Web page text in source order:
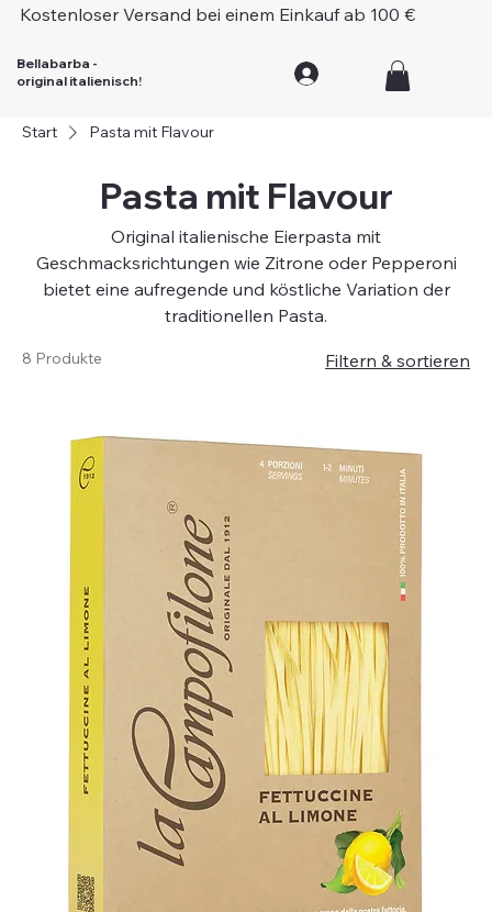
Kostenloser Versand bei einem Einkauf ab 100 €
Bellabarba -
original italienisch!
Start Pasta mit Flavour
Pasta mit Flavour
Original italienische Eierpasta mit
Geschmacksrichtungen wie Zitrone oder Pepperoni
bietet eine aufregende und köstliche Variation der
traditionellen Pasta.
8 Produkte Filtern & sortieren